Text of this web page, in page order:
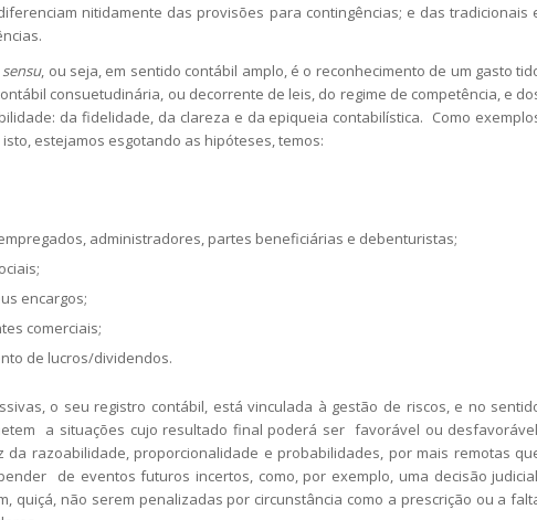
nitidamente das provisões para contingências; e das tradicionais
, ou seja, em sentido contábil amplo, é o reconhecimento de um gasto
consuetudinária, ou decorrente de leis, do regime de competência, e
da fidelidade, da clareza e da epiqueia contabilística. Como
estejamos esgotando as hipóteses, temos:
administradores, partes beneficiárias e debenturistas;
encargos;
comerciais;
de lucros/dividendos.
o seu registro contábil, está vinculada à gestão de riscos, e no
a situações cujo resultado final poderá ser favorável ou
da razoabilidade, proporcionalidade e probabilidades, por mais remotas
de eventos futuros incertos, como, por exemplo, uma decisão
quiçá, não serem penalizadas por circunstância como a prescrição ou a